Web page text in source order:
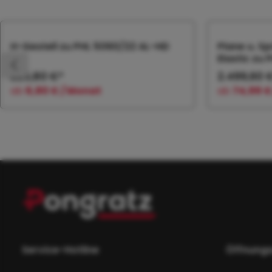
Produktgalerie überspringen
H-Gestell zu PHL 5060/22 AL-HD
226,80 €*
ab 6,80 € / Monat
Plane u.
Elastic zu
2.499,60 €*
ab 74,99
Service-Hotline